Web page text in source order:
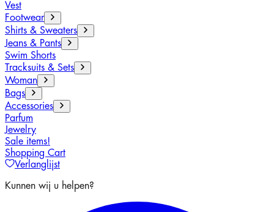
Vest
Footwear
Shirts & Sweaters
Jeans & Pants
Swim Shorts
Tracksuits & Sets
Woman
Bags
Accessories
Parfum
Jewelry
Sale items!
Shopping Cart
Verlanglijst
Kunnen wij u helpen?